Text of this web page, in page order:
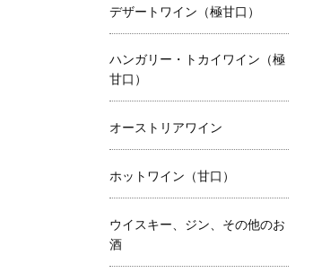
デザートワイン（極甘口）
ハンガリー・トカイワイン（極
甘口）
オーストリアワイン
ホットワイン（甘口）
ウイスキー、ジン、その他のお
酒